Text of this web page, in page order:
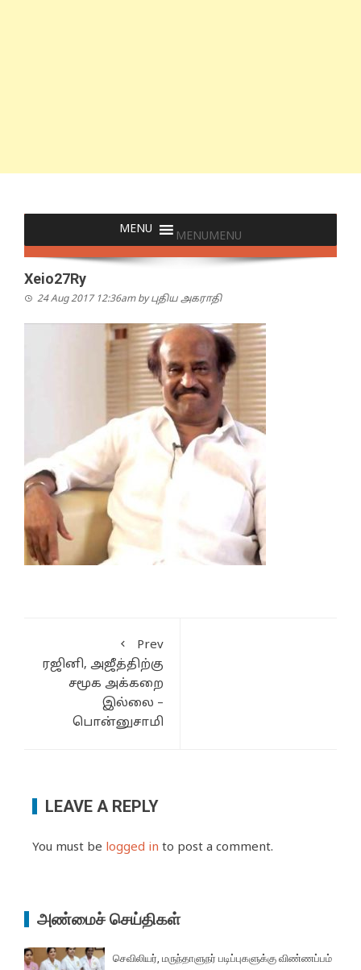
MENUMENU
Xeio27Ry
24 Aug 2017 12:36am byபுதிய அகராதி
Prev
ரஜினி, அஜீத்திற்கு
சமூக அக்கறை
இல்லை –
பொன்னுசாமி
LEAVE A REPLY
You must be logged in to post a comment.
அண்மைச் செய்திகள்
செவிலியர், மருந்தாளுநர் படிப்புகளுக்கு விண்ணப்பம்